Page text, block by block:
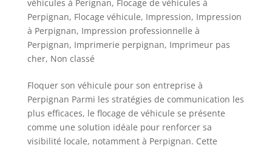
véhicules à Perignan, Flocage de véhicules à
Perpignan, Flocage véhicule, Impression, Impression
à Perpignan, Impression professionnelle à
Perpignan, Imprimerie perpignan, Imprimeur pas
cher, Non classé
Floquer son véhicule pour son entreprise à
Perpignan Parmi les stratégies de communication les
plus efficaces, le flocage de véhicule se présente
comme une solution idéale pour renforcer sa
visibilité locale, notamment à Perpignan. Cette